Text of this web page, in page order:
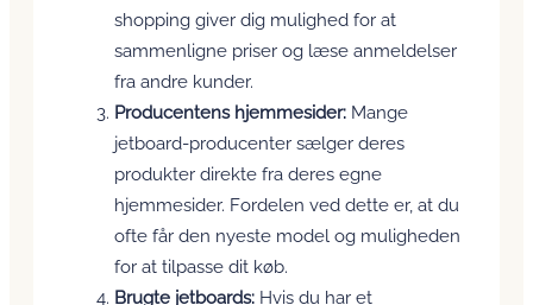
shopping giver dig mulighed for at
sammenligne priser og læse anmeldelser
fra andre kunder.
Producentens hjemmesider: Mange
jetboard-producenter sælger deres
produkter direkte fra deres egne
hjemmesider. Fordelen ved dette er, at du
ofte får den nyeste model og muligheden
for at tilpasse dit køb.
Brugte jetboards: Hvis du har et